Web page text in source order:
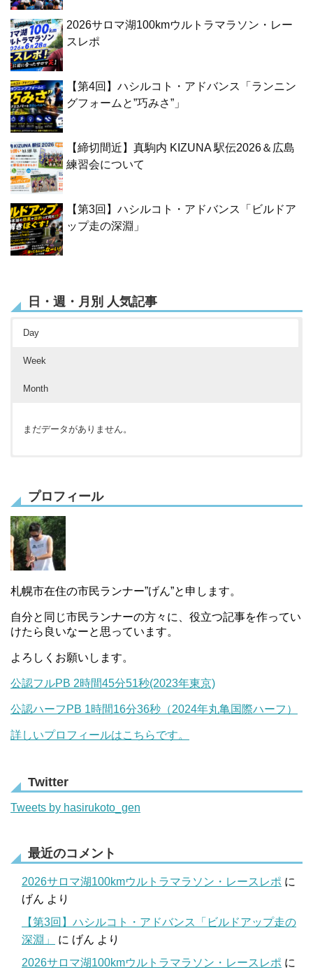
2026サロマ湖100kmウルトラマラソン・レー
スレポ
【第4回】ハシルコト・アドバンス「ランニン
グフォームと”巧みさ”」
【締切間近】真駒内 KIZUNA 駅伝2026＆広島
練習会について
【第3回】ハシルコト・アドバンス「ビルドア
ップ走の深淵」
日・週・月別 人気記事
Day
Week
Month
まだデータがありません。
プロフィール
札幌市在住の市民ランナー”げん”と申します。
自分と同じ市民ランナーの方々に、役立つ記事を作ってい
けたら良いなーと思っています。
よろしくお願いします。
公認フルPB 2時間45分51秒(2023年東京)
公認ハーフPB 1時間16分36秒（2024年丸亀国際ハーフ）
詳しいプロフィールはこちらです。
Twitter
Tweets by hasirukoto_gen
最近のコメント
2026サロマ湖100kmウルトラマラソン・レースレポ に
げん より
【第3回】ハシルコト・アドバンス「ビルドアップ走の
深淵」
に げん より
2026サロマ湖100kmウルトラマラソン・レースレポ に